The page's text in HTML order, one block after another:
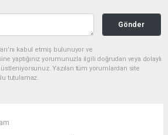
Gönder
kabul etmiş bulunuyor ve
yaptığınız yorumunuzla ilgili doğrudan veya dolaylı
Yazılan tüm yorumlardan site
tutulamaz.